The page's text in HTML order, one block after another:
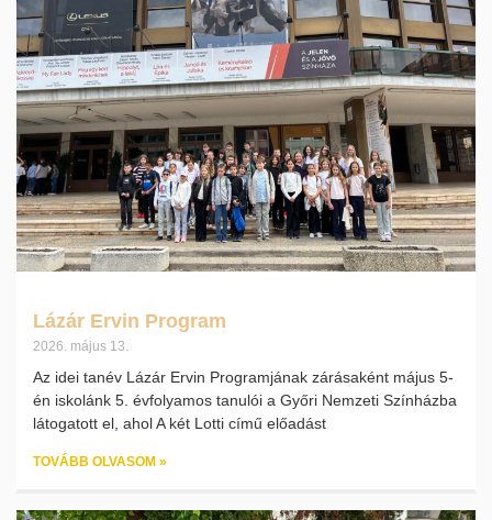
Lázár Ervin Program
2026. május 13.
Az idei tanév Lázár Ervin Programjának zárásaként május 5-
én iskolánk 5. évfolyamos tanulói a Győri Nemzeti Színházba
látogatott el, ahol A két Lotti című előadást
TOVÁBB OLVASOM »